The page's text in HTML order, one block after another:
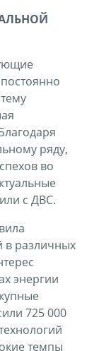
ряду,
во
с ДВС.
в различных
энергии
725 000
темпы